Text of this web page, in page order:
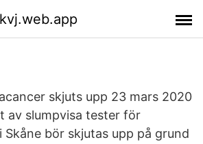
skjuts upp 23 mars 2020
av slumpvisa tester för
bör skjutas upp på grund